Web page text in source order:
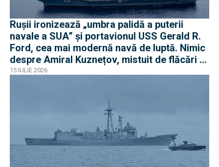
Rușii ironizează „umbra palidă a puterii
navale a SUA” și portavionul USS Gerald R.
Ford, cea mai modernă navă de luptă. Nimic
despre Amiral Kuznețov, mistuit de flăcări și
ruginit la cheu
15 IULIE 2026